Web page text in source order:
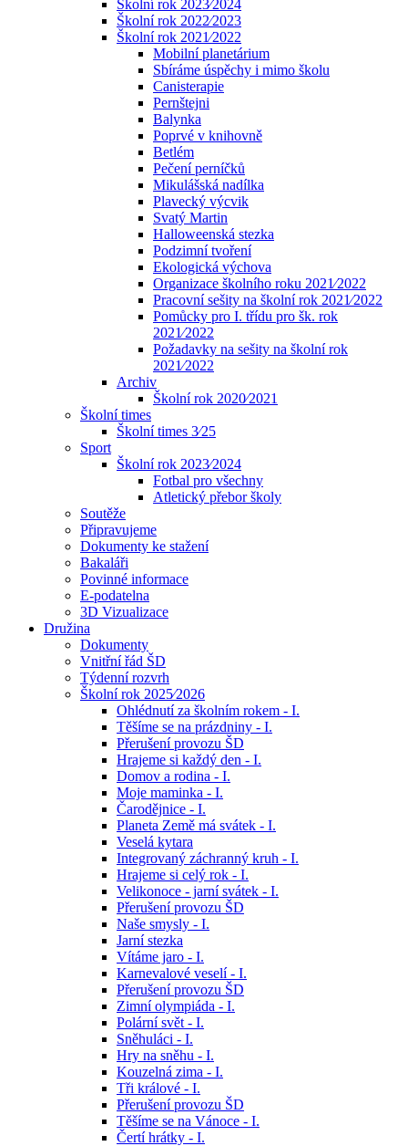
Školní rok 2023⁄2024
Školní rok 2022⁄2023
Školní rok 2021⁄2022
Mobilní planetárium
Sbíráme úspěchy i mimo školu
Canisterapie
Pernštejni
Balynka
Poprvé v knihovně
Betlém
Pečení perníčků
Mikulášská nadílka
Plavecký výcvik
Svatý Martin
Halloweenská stezka
Podzimní tvoření
Ekologická výchova
Organizace školního roku 2021⁄2022
Pracovní sešity na školní rok 2021⁄2022
Pomůcky pro I. třídu pro šk. rok
2021⁄2022
Požadavky na sešity na školní rok
2021⁄2022
Archiv
Školní rok 2020⁄2021
Školní times
Školní times 3⁄25
Sport
Školní rok 2023⁄2024
Fotbal pro všechny
Atletický přebor školy
Soutěže
Připravujeme
Dokumenty ke stažení
Bakaláři
Povinné informace
E-podatelna
3D Vizualizace
Družina
Dokumenty
Vnitřní řád ŠD
Týdenní rozvrh
Školní rok 2025⁄2026
Ohlédnutí za školním rokem - I.
Těšíme se na prázdniny - I.
Přerušení provozu ŠD
Hrajeme si každý den - I.
Domov a rodina - I.
Moje maminka - I.
Čarodějnice - I.
Planeta Země má svátek - I.
Veselá kytara
Integrovaný záchranný kruh - I.
Hrajeme si celý rok - I.
Velikonoce - jarní svátek - I.
Přerušení provozu ŠD
Naše smysly - I.
Jarní stezka
Vítáme jaro - I.
Karnevalové veselí - I.
Přerušení provozu ŠD
Zimní olympiáda - I.
Polární svět - I.
Sněhuláci - I.
Hry na sněhu - I.
Kouzelná zima - I.
Tři králové - I.
Přerušení provozu ŠD
Těšíme se na Vánoce - I.
Čertí hrátky - I.